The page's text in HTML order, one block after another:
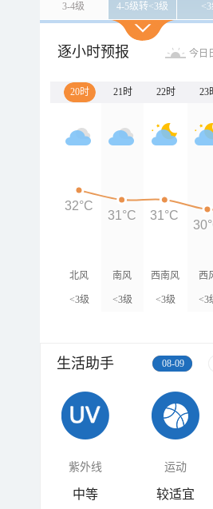
3-4级 4-5级转<3级
逐小时预报 今日
20时 21时 22时 23
北风
<3级
南风
<3级
西南风
<3级
西
<3
32°C
31°C 31°C
生活助手 08-09
紫外线 运动
中等 较适宜